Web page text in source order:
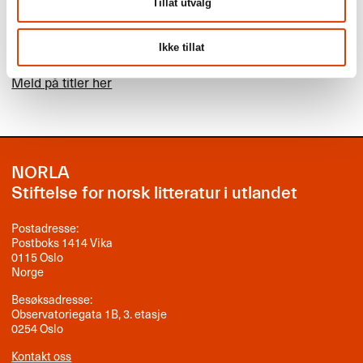
Tillat utvalg
Ikke tillat
Les mer
Mer om Bologna Ragazzi Award
Meld på titler her
NORLA
Stiftelse for norsk litteratur i utlandet
Postadresse:
Postboks 1414 Vika
0115 Oslo
Norge
Besøksadresse:
Observatoriegata 1B, 3. etasje
0254 Oslo
Kontakt oss